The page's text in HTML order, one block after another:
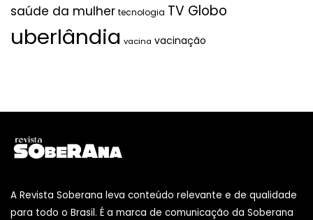
saúde da mulher tecnologia TV Globo
uberlândia vacina vacinação
A Revista Soberana leva conteúdo relevante e de qualidade
para todo o Brasil. É a marca de comunicação da Soberana